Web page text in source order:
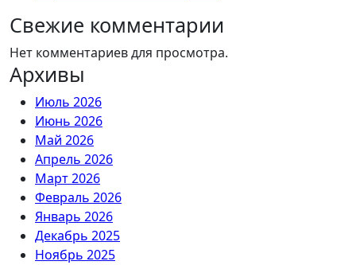
Свежие комментарии
Нет комментариев для просмотра.
Архивы
Июль 2026
Июнь 2026
Май 2026
Апрель 2026
Март 2026
Февраль 2026
Январь 2026
Декабрь 2025
Ноябрь 2025